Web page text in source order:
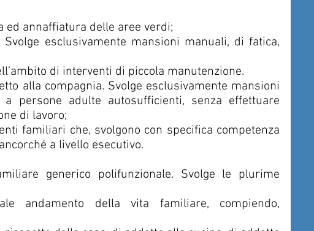
ed annaffiatura delle aree verdi;
di interventi di piccola manutenzione.
alla compagnia. Svolge esclusivamente mansioni
persone adulte autosufficienti, senza effettuare
di lavoro;
familiari che, svolgono con specifica competenza
a livello esecutivo.